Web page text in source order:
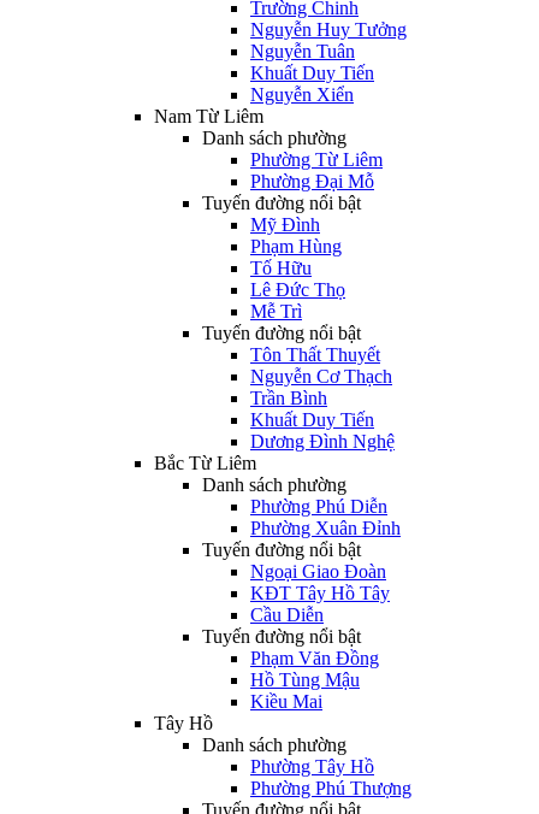
Trường Chinh
Nguyễn Huy Tưởng
Nguyễn Tuân
Khuất Duy Tiến
Nguyễn Xiển
Nam Từ Liêm
Danh sách phường
Phường Từ Liêm
Phường Đại Mỗ
Tuyến đường nổi bật
Mỹ Đình
Phạm Hùng
Tố Hữu
Lê Đức Thọ
Mễ Trì
Tuyến đường nổi bật
Tôn Thất Thuyết
Nguyễn Cơ Thạch
Trần Bình
Khuất Duy Tiến
Dương Đình Nghệ
Bắc Từ Liêm
Danh sách phường
Phường Phú Diễn
Phường Xuân Đỉnh
Tuyến đường nổi bật
Ngoại Giao Đoàn
KĐT Tây Hồ Tây
Cầu Diễn
Tuyến đường nổi bật
Phạm Văn Đồng
Hồ Tùng Mậu
Kiều Mai
Tây Hồ
Danh sách phường
Phường Tây Hồ
Phường Phú Thượng
Tuyến đường nổi bật